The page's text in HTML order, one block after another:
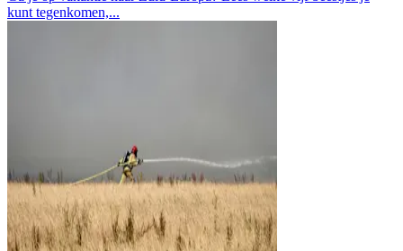
kunt tegenkomen,...